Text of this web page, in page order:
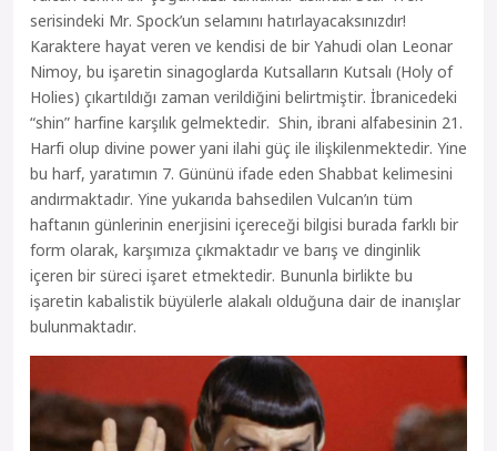
serisindeki Mr. Spock’un selamını hatırlayacaksınızdır!
Karaktere hayat veren ve kendisi de bir Yahudi olan Leonar
Nimoy, bu işaretin sinagoglarda Kutsalların Kutsalı (Holy of
Holies) çıkartıldığı zaman verildiğini belirtmiştir. İbranicedeki
“shin” harfine karşılık gelmektedir. Shin, ibrani alfabesinin 21.
Harfi olup divine power yani ilahi güç ile ilişkilenmektedir. Yine
bu harf, yaratımın 7. Gününü ifade eden Shabbat kelimesini
andırmaktadır. Yine yukarıda bahsedilen Vulcan’ın tüm
haftanın günlerinin enerjisini içereceği bilgisi burada farklı bir
form olarak, karşımıza çıkmaktadır ve barış ve dinginlik
içeren bir süreci işaret etmektedir. Bununla birlikte bu
işaretin kabalistik büyülerle alakalı olduğuna dair de inanışlar
bulunmaktadır.